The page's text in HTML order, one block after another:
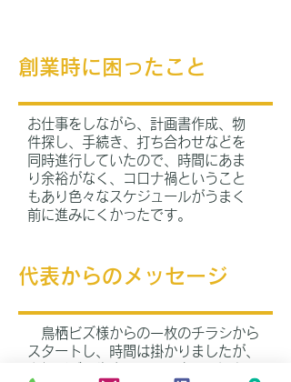
​創業時に困ったこと
お仕事をしながら、計画書作成、物
件探し、手続き、打ち合わせなどを
同時進行していたので、時間にあま
り余裕がなく、コロナ禍ということ
もあり色々なスケジュールがうまく
前に進みにくかったです。
​代表からのメッセージ
鳥栖ビズ様からの一枚のチラシから
スタートし、時間は掛かりましたが、